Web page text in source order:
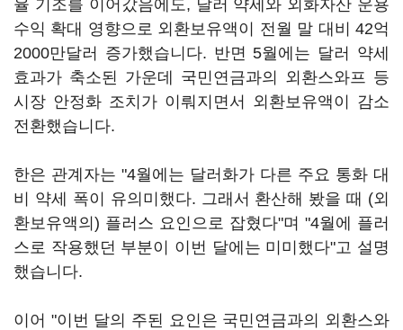
율 기조를 이어갔음에도, 달러 약세와 외화자산 운용
수익 확대 영향으로 외환보유액이 전월 말 대비 42억
2000만달러 증가했습니다. 반면 5월에는 달러 약세
효과가 축소된 가운데 국민연금과의 외환스와프 등
시장 안정화 조치가 이뤄지면서 외환보유액이 감소
전환했습니다.
한은 관계자는 "4월에는 달러화가 다른 주요 통화 대
비 약세 폭이 유의미했다. 그래서 환산해 봤을 때 (외
환보유액의) 플러스 요인으로 잡혔다"며 "4월에 플러
스로 작용했던 부분이 이번 달에는 미미했다"고 설명
했습니다.
이어 "이번 달의 주된 요인은 국민연금과의 외환스와